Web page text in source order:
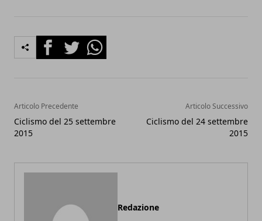
FacebookTwitterWhatsapp
Articolo Precedente
Ciclismo del 25 settembre
2015
Articolo Successivo
Ciclismo del 24 settembre
2015
Redazione